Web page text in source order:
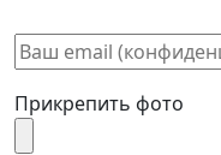
Прикрепить фото